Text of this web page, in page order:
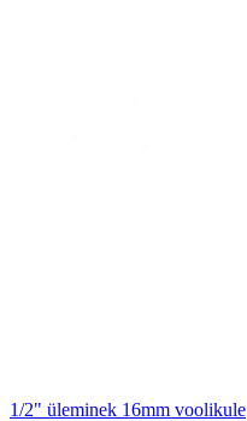
1/2" üleminek 16mm voolikule